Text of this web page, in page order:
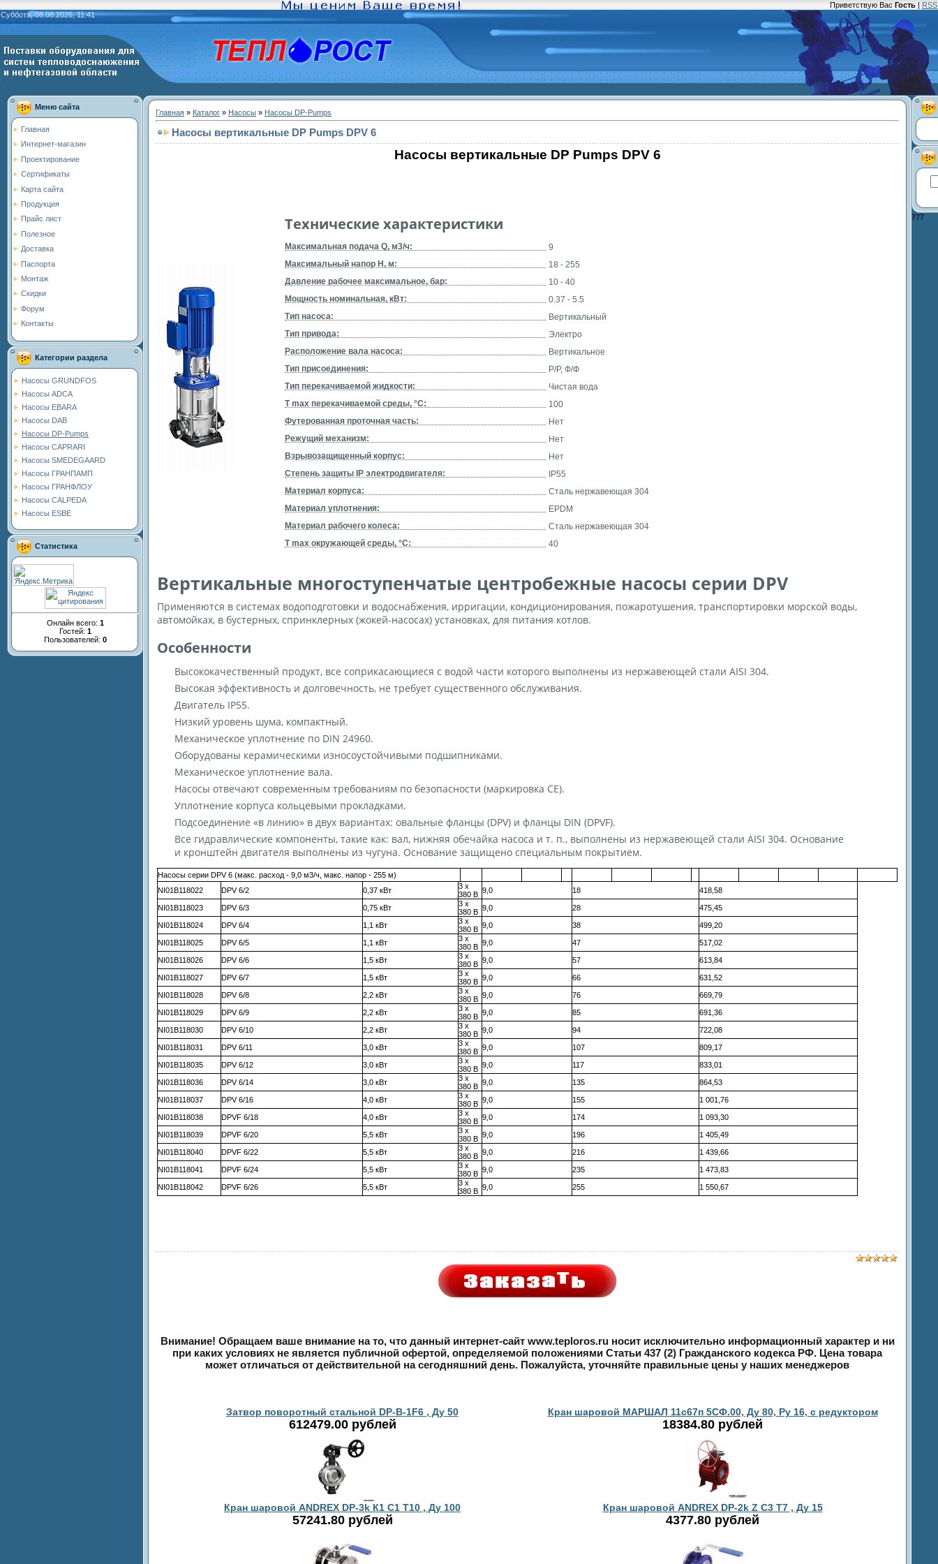
Приветствую Вас Гость | RSS
Суббота, 08.08.2026, 11:41
Меню сайта
Главная
Интернет-магазин
Проектирование
Сертификаты
Карта сайта
Продукция
Прайс лист
Полезное
Доставка
Паспорта
Монтаж
Скидки
Форум
Контакты
Категории раздела
Насосы GRUNDFOS
Насосы ADCA
Насосы EBARA
Насосы DAB
Насосы DP-Pumps
Насосы CAPRARI
Насосы SMEDEGAARD
Насосы ГРАНПАМП
Насосы ГРАНФЛОУ
Насосы CALPEDA
Насосы ESBE
Статистика
Онлайн всего: 1
Гостей: 1
Пользователей: 0
Главная » Каталог » Насосы » Насосы DP-Pumps
Насосы вертикальные DP Pumps DPV 6
Насосы вертикальные DP Pumps DPV 6
Технические характеристики
Максимальная подача Q, м3/ч:
9
Максимальный напор H, м:
18 - 255
Давление рабочее максимальное, бар:
10 - 40
Мощность номинальная, кВт:
0.37 - 5.5
Тип насоса:
Вертикальный
Тип привода:
Электро
Расположение вала насоса:
Вертикальное
Тип присоединения:
Р/Р, Ф/Ф
Тип перекачиваемой жидкости:
Чистая вода
T max перекачиваемой среды, °С:
100
Футерованная проточная часть:
Нет
Режущий механизм:
Нет
Взрывозащищенный корпус:
Нет
Степень защиты IP электродвигателя:
IP55
Материал корпуса:
Сталь нержавеющая 304
Материал уплотнения:
EPDM
Материал рабочего колеса:
Сталь нержавеющая 304
T max окружающей среды, °С:
40
Вертикальные многоступенчатые центробежные насосы серии DPV
Применяются в системах водоподготовки и водоснабжения, ирригации, кондиционирования, пожаротушения, транспортировки морской воды,
автомойках, в бустерных, спринклерных (жокей-насосах) установках, для питания котлов.
Особенности
Высококачественный продукт, все соприкасающиеся с водой части которого выполнены из нержавеющей стали AISI 304.
Высокая эффективность и долговечность, не требует существенного обслуживания.
Двигатель IP55.
Низкий уровень шума, компактный.
Механическое уплотнение по DIN 24960.
Оборудованы керамическими износоустойчивыми подшипниками.
Механическое уплотнение вала.
Насосы отвечают современным требованиям по безопасности (маркировка СЕ).
Уплотнение корпуса кольцевыми прокладками.
Подсоединение «в линию» в двух вариантах: овальные фланцы (DPV) и фланцы DIN (DPVF).
Все гидравлические компоненты, такие как: вал, нижняя обечайка насоса и т. п., выполнены из нержавеющей стали AISI 304. Основание
и кронштейн двигателя выполнены из чугуна. Основание защищено специальным покрытием.
Насосы серии DPV 6 (макс. расход - 9,0 м3/ч, макс. напор - 255 м)
NI01B118022
DPV 6/2 0,37 кВт
3 x
380 В 9,0 18 418,58
NI01B118023 DPV 6/3 0,75 кВт
3 x
380 В 9,0 28 475,45
NI01B118024 DPV 6/4 1,1 кВт
3 x
380 В 9,0 38 499,20
NI01B118025 DPV 6/5 1,1 кВт
3 x
380 В 9,0 47 517,02
NI01B118026 DPV 6/6 1,5 кВт
3 x
380 В 9,0 57 613,84
NI01B118027 DPV 6/7 1,5 кВт
3 x
380 В 9,0 66 631,52
NI01B118028 DPV 6/8 2,2 кВт
3 x
380 В 9,0 76 669,79
NI01B118029 DPV 6/9 2,2 кВт
3 x
380 В 9,0 85 691,36
NI01B118030 DPV 6/10 2,2 кВт
3 x
380 В 9,0 94 722,08
NI01B118031 DPV 6/11 3,0 кВт
3 x
380 В 9,0 107 809,17
NI01B118035 DPV 6/12 3,0 кВт
3 x
380 В 9,0 117 833,01
NI01B118036 DPV 6/14 3,0 кВт
3 x
380 В 9,0 135 864,53
NI01B118037 DPV 6/16 4,0 кВт
3 x
380 В 9,0 155 1 001,76
NI01B118038 DPVF 6/18 4,0 кВт
3 x
380 В 9,0 174 1 093,30
NI01B118039 DPVF 6/20 5,5 кВт
3 x
380 В 9,0 196 1 405,49
NI01B118040 DPVF 6/22 5,5 кВт
3 x
380 В 9,0 216 1 439,66
NI01B118041 DPVF 6/24 5,5 кВт
3 x
380 В 9,0 235 1 473,83
NI01B118042 DPVF 6/26 5,5 кВт
3 x
380 В 9,0 255 1 550,67
Внимание! Обращаем ваше внимание на то, что данный интернет-сайт www.teploros.ru носит исключительно информационный характер и ни
при каких условиях не является публичной офертой, определяемой положениями Статьи 437 (2) Гражданского кодекса РФ. Цена товара
может отличаться от действительной на сегодняшний день. Пожалуйста, уточняйте правильные цены у наших менеджеров
Затвор поворотный стальной DP-B-1F6 , Ду 50
612479.00 рублей
Кран шаровой МАРШАЛ 11с67п 5СФ.00, Ду 80, Ру 16, с редуктором
18384.80 рублей
Кран шаровой ANDREX DP-3k К1 C1 T10 , Ду 100
57241.80 рублей
Кран шаровой ANDREX DP-2k Z C3 T7 , Ду 15
4377.80 рублей
777